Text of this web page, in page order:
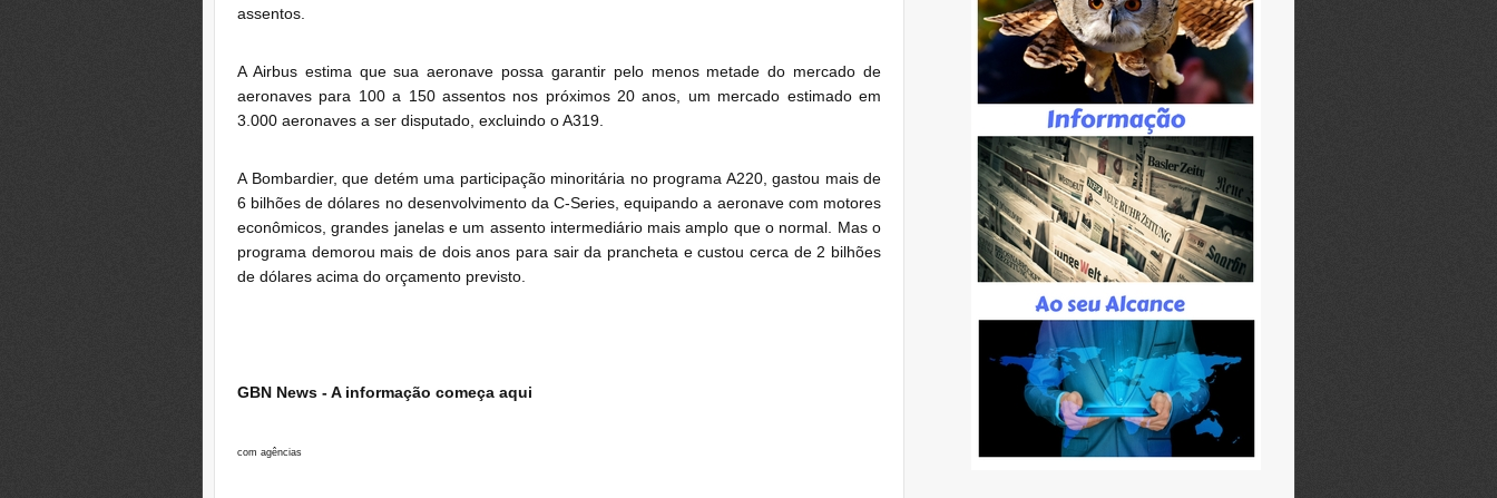
assentos.
A Airbus estima que sua aeronave possa garantir pelo menos metade do mercado de
aeronaves para 100 a 150 assentos nos próximos 20 anos, um mercado estimado em
3.000 aeronaves a ser disputado, excluindo o A319.
A Bombardier, que detém uma participação minoritária no programa A220, gastou mais de
6 bilhões de dólares no desenvolvimento da C-Series, equipando a aeronave com motores
econômicos, grandes janelas e um assento intermediário mais amplo que o normal. Mas o
programa demorou mais de dois anos para sair da prancheta e custou cerca de 2 bilhões
de dólares acima do orçamento previsto.
GBN News - A informação começa aqui
com agências